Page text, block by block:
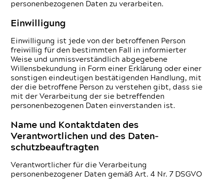
personenbezogenen Daten zu verarbeiten.
Einwilligung
Einwilligung ist jede von der betroffenen Person
freiwillig für den bestimmten Fall in informierter
Weise und unmissverständlich abgegebene
Willensbekundung in Form einer Erklärung oder einer
sonstigen eindeutigen bestätigenden Handlung, mit
der die betroffene Person zu verstehen gibt, dass sie
mit der Verarbeitung der sie betreffenden
personenbezogenen Daten einverstanden ist.
Name und Kontaktdaten des
Verantwortlichen und des Daten­
schutzbeauftragten
Verantwortlicher für die Verarbeitung
personenbezogener Daten gemäß Art. 4 Nr. 7 DSGVO